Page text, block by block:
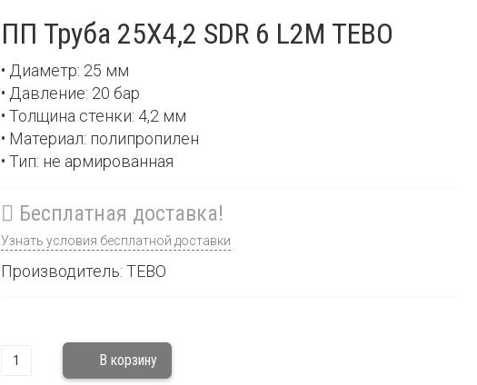
ПП Труба 25Х4,2 SDR 6 L2М TEBO
• Диаметр: 25 мм
• Давление: 20 бар
• Толщина стенки: 4,2 мм
• Материал: полипропилен
• Тип: не армированная
Бесплатная доставка!
Узнать условия бесплатной доставки
Производитель: TEBO